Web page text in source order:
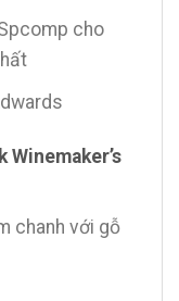
cho
Winemaker’s
chanh với gỗ